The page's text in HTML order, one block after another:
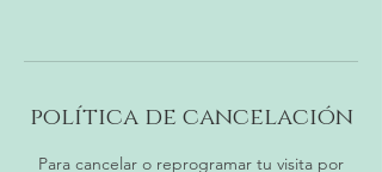
política de cancelación
Para cancelar o reprogramar tu visita por